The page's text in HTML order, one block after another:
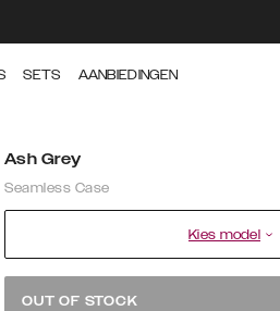
SETS AANBIEDINGEN
Ash Grey
Seamless Case
Kies model
OUT OF STOCK